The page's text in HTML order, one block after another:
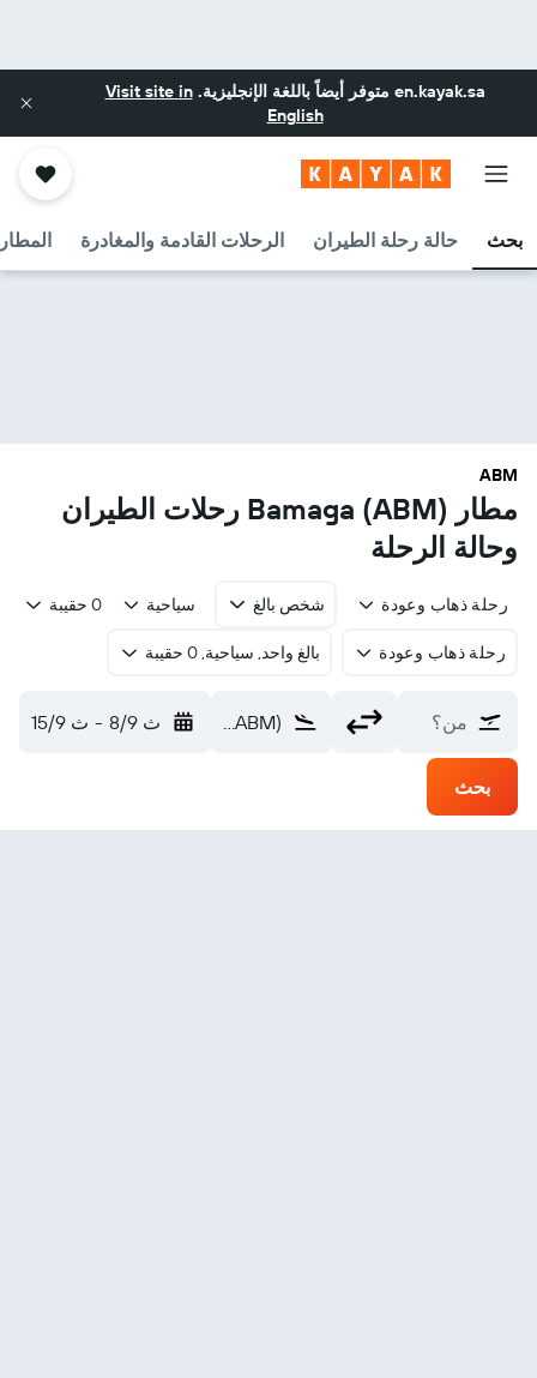
en.kayak.sa متوفر أيضاً باللغة الإنجليزية.Visit site in
English
بحث حالة رحلة الطيران الرحلات القادمة والمغادرة
ABM
مطار Bamaga (ABM) رحلات الطيران
وحالة الرحلة
رحلة ذهاب وعودة شخص بالغ سياحية 0 حقيبة
رحلة ذهاب وعودة بالغ واحد, سياحية, 0 حقيبة
من؟ Bamaga (ABM) ث 8/9 - ث 15/9
بحث